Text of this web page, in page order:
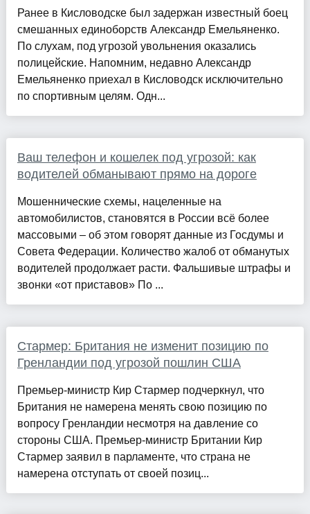
Ранее в Кисловодске был задержан известный боец
смешанных единоборств Александр Емельяненко.
По слухам, под угрозой увольнения оказались
полицейские. Напомним, недавно Александр
Емельяненко приехал в Кисловодск исключительно
по спортивным целям. Одн...
Ваш телефон и кошелек под угрозой: как
водителей обманывают прямо на дороге
Мошеннические схемы, нацеленные на
автомобилистов, становятся в России всё более
массовыми – об этом говорят данные из Госдумы и
Совета Федерации. Количество жалоб от обманутых
водителей продолжает расти. Фальшивые штрафы и
звонки «от приставов» По ...
Стармер: Британия не изменит позицию по
Гренландии под угрозой пошлин США
Премьер-министр Кир Стармер подчеркнул, что
Британия не намерена менять свою позицию по
вопросу Гренландии несмотря на давление со
стороны США. Премьер-министр Британии Кир
Стармер заявил в парламенте, что страна не
намерена отступать от своей позиц...